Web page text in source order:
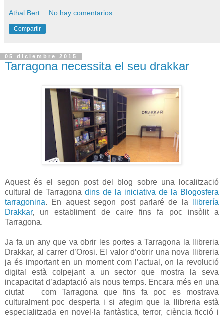
Athal Bert No hay comentarios:
Compartir
05 diciembre 2015
Tarragona necessita el seu drakkar
Aquest és el segon post del blog sobre una localització
cultural de Tarragona dins de la iniciativa de la Blogosfera
tarragonina. En aquest segon post parlaré de la
llibrería
Drakkar, un establiment de caire fins fa poc insòlit a
Tarragona.
Ja fa un any que va obrir les portes a Tarragona la llibreria
Drakkar, al carrer d’Orosi. El valor d’obrir una nova llibreria
ja és important en un moment com l’actual, on la revolució
digital està colpejant a un sector que mostra la seva
incapacitat d’adaptació als nous temps. Encara més en una
ciutat
com Tarragona que fins fa poc es mostrava
culturalment poc desperta i si afegim que la llibreria està
especialitzada en novel·la fantàstica, terror, ciència ficció i